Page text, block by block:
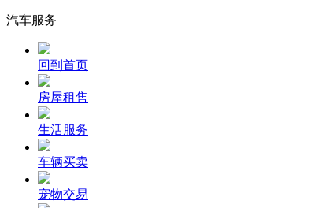
汽车服务
回到首页
房屋租售
生活服务
车辆买卖
宠物交易